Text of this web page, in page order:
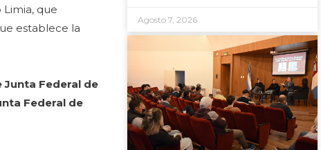
Limia, que
establece la
Junta Federal de
Federal de
Agosto 7, 2026